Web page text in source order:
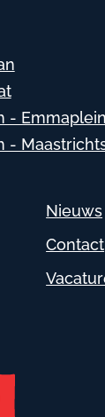
- Emmaplein
-
Nieuws
Contact